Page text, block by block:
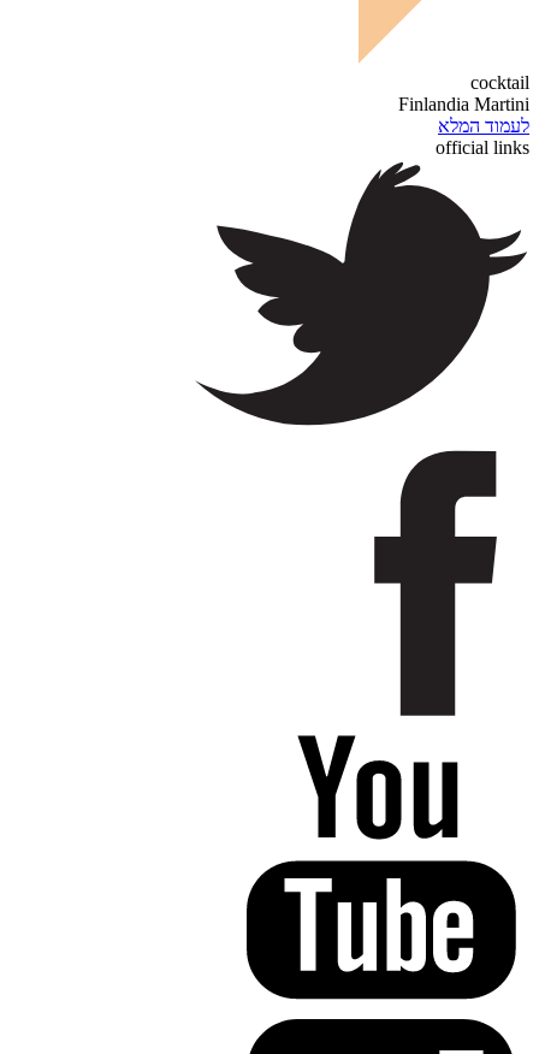
cocktail
Finlandia Martini
לעמוד המלא
official links